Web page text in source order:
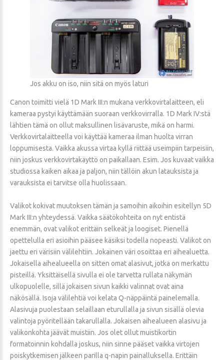
Jos akku on iso, niin sitä on myös laturi
Canon toimitti vielä 1D Mark III:n mukana verkkovirtalaitteen, eli
kameraa pystyi käyttämään suoraan verkkovirralla. 1D Mark IV:stä
lähtien tämä on ollut maksullinen lisävaruste, mikä on harmi.
Verkkovirtalaitteella voi käyttää kameraa ilman huolta virran
loppumisesta. Vaikka akussa virtaa kyllä riittää useimpiin tarpeisiin,
niin joskus verkkovirtakäyttö on paikallaan. Esim. Jos kuvaat vaikka
studiossa kaiken aikaa ja paljon, niin tällöin akun latauksista ja
varauksista ei tarvitse olla huolissaan.
Valikot kokivat muutoksen tämän ja samoihin aikoihin esitellyn 5D
Mark III:n yhteydessä. Vaikka säätökohteita on nyt entistä
enemmän, ovat valikot erittäin selkeät ja loogiset. Pienellä
opettelulla eri asioihin pääsee käsiksi todella nopeasti. Valikot on
jaettu eri värisiin välilehtiin. Jokainen väri osoittaa eri aihealuetta.
Jokaisella aihealueella on sitten omat alasivut, jotka on merkattu
pisteillä. Yksittäisellä sivulla ei ole tarvetta rullata näkymän
ulkopuolelle, sillä jokaisen sivun kaikki valinnat ovat aina
näkösällä. Isoja välilehtiä voi kelata Q-näppäintä painelemalla.
Alasivuja puolestaan selaillaan eturullalla ja sivun sisällä olevia
valintoja pyöritellään takarullalla. Jokaisen aihealueen alasivu ja
valikonkohta jäävät muistiin. Jos olet ollut muistikortin
formatoinnin kohdalla joskus, niin sinne pääset vaikka virtojen
poiskytkemisen jälkeen parilla q-napin painalluksella. Erittäin